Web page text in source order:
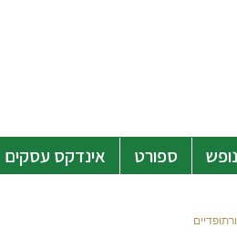
נופש ספורט אינדקס עסקים